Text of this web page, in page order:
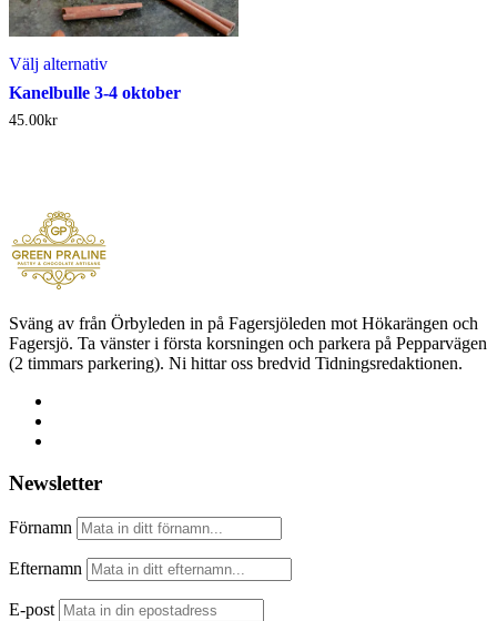
Välj alternativ
Kanelbulle 3-4 oktober
45.00kr
Sväng av från Örbyleden in på Fagersjöleden mot Hökarängen och
Fagersjö. Ta vänster i första korsningen och parkera på Pepparvägen
(2 timmars parkering). Ni hittar oss bredvid Tidningsredaktionen.
Newsletter
Förnamn
Efternamn
E-post